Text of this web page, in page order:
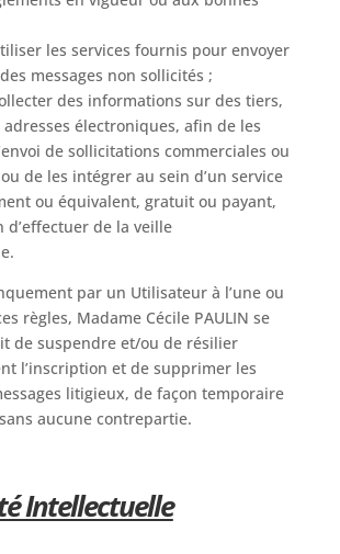
les services fournis pour envoyer
messages non sollicités ;
des informations sur des tiers,
électroniques, afin de les
de sollicitations commerciales ou
de les intégrer au sein d’un service
ou équivalent, gratuit ou payant,
d’effectuer de la veille
par un Utilisateur à l’une ou
règles, Madame Cécile PAULIN se
de suspendre et/ou de résilier
l’inscription et de supprimer les
litigieux, de façon temporaire
aucune contrepartie.
Intellectuelle